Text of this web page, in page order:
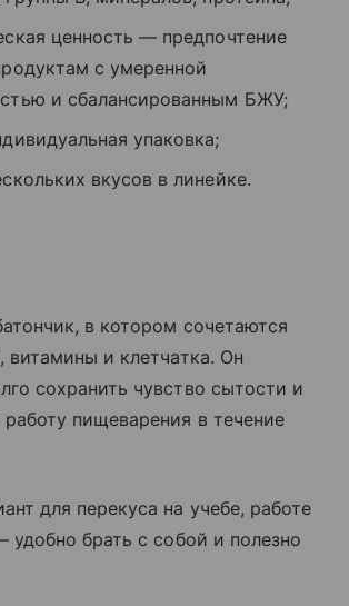
ценность — предпочтение
с умеренной
и сбалансированным БЖУ;
упаковка;
вкусов в линейке.
в котором сочетаются
витамины и клетчатка. Он
сохранить чувство сытости и
пищеварения в течение
для перекуса на учебе, работе
удобно брать с собой и полезно